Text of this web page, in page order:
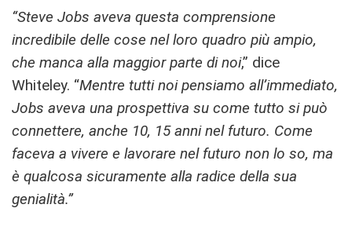
“Steve Jobs aveva questa comprensione
incredibile delle cose nel loro quadro più ampio,
che manca alla maggior parte di noi,” dice
Whiteley. “Mentre tutti noi pensiamo all’immediato,
Jobs aveva una prospettiva su come tutto si può
connettere, anche 10, 15 anni nel futuro. Come
faceva a vivere e lavorare nel futuro non lo so, ma
è qualcosa sicuramente alla radice della sua
genialità.”